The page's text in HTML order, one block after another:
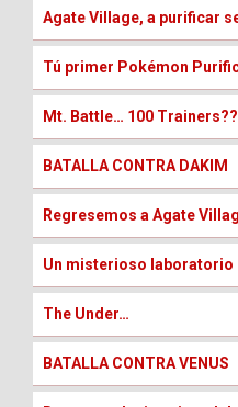
Agate Village, a purificar
Tú primer Pokémon
Mt. Battle… 100
BATALLA CONTRA DAKIM
Regresemos a Agate
Un misterioso laboratorio
The Under…
BATALLA CONTRA VENUS